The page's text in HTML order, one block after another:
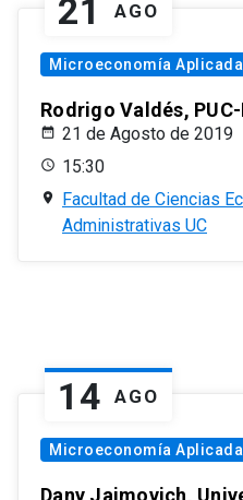
21 AGO
Microeconomía Aplicada
Rodrigo Valdés,
21 de Agosto de 2019
15:30
Facultad de Ciencias
Administrativas UC
14 AGO
Microeconomía Aplicada
Dany Jaimovich,